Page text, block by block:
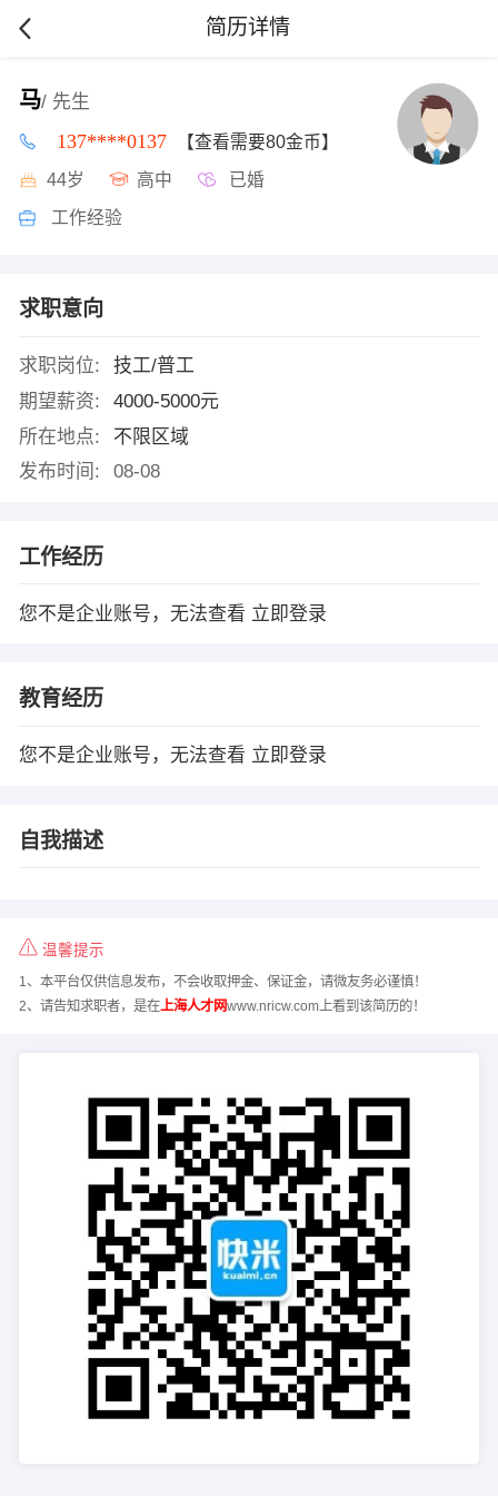
简历详情
马/ 先生
137****0137 【查看需要80金币】
44岁 高中 已婚
工作经验
求职意向
求职岗位:
技工/普工
期望薪资:
4000-5000元
所在地点:
不限区域
发布时间:
08-08
工作经历
您不是企业账号，无法查看 立即登录
教育经历
您不是企业账号，无法查看 立即登录
自我描述
温馨提示
1、本平台仅供信息发布，不会收取押金、保证金，请微友务必谨慎！
2、请告知求职者，是在上海人才网www.nricw.com上看到该简历的！